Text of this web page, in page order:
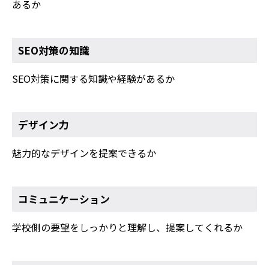
あるか
SEO対策の知識
SEO対策に関する知識や経験があるか
デザイン力
魅力的なデザインを提案できるか
コミュニケーション
学校側の要望をしっかりと理解し、提案してくれるか